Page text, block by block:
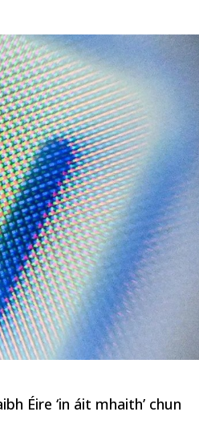
Éire ‘in áit mhaith’ chun